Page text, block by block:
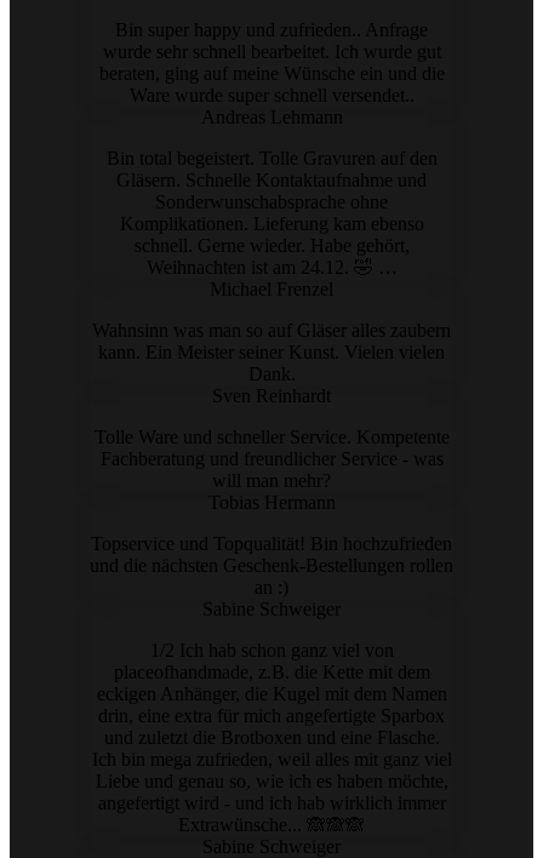
Bin super happy und zufrieden.. Anfrage
wurde sehr schnell bearbeitet. Ich wurde gut
beraten, ging auf meine Wünsche ein und die
Ware wurde super schnell versendet..
Andreas Lehmann
Bin total begeistert. Tolle Gravuren auf den
Gläsern. Schnelle Kontaktaufnahme und
Sonderwunschabsprache ohne
Komplikationen. Lieferung kam ebenso
schnell. Gerne wieder. Habe gehört,
Weihnachten ist am 24.12. 🤣 …
Michael Frenzel
Wahnsinn was man so auf Gläser alles zaubern
kann. Ein Meister seiner Kunst. Vielen vielen
Dank.
Sven Reinhardt
Tolle Ware und schneller Service. Kompetente
Fachberatung und freundlicher Service - was
will man mehr?
Tobias Hermann
Topservice und Topqualität! Bin hochzufrieden
und die nächsten Geschenk-Bestellungen rollen
an :)
Sabine Schweiger
1/2 Ich hab schon ganz viel von
placeofhandmade, z.B. die Kette mit dem
eckigen Anhänger, die Kugel mit dem Namen
drin, eine extra für mich angefertigte Sparbox
und zuletzt die Brotboxen und eine Flasche.
Ich bin mega zufrieden, weil alles mit ganz viel
Liebe und genau so, wie ich es haben möchte,
angefertigt wird - und ich hab wirklich immer
Extrawünsche... 🙈🙈🙈
Sabine Schweiger